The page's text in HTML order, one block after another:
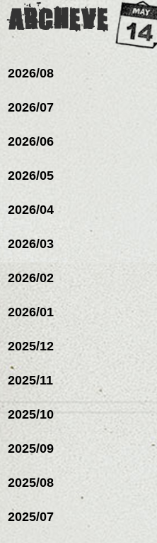
ARCHEVE
2026/08
2026/07
2026/06
2026/05
2026/04
2026/03
2026/02
2026/01
2025/12
2025/11
2025/10
2025/09
2025/08
2025/07